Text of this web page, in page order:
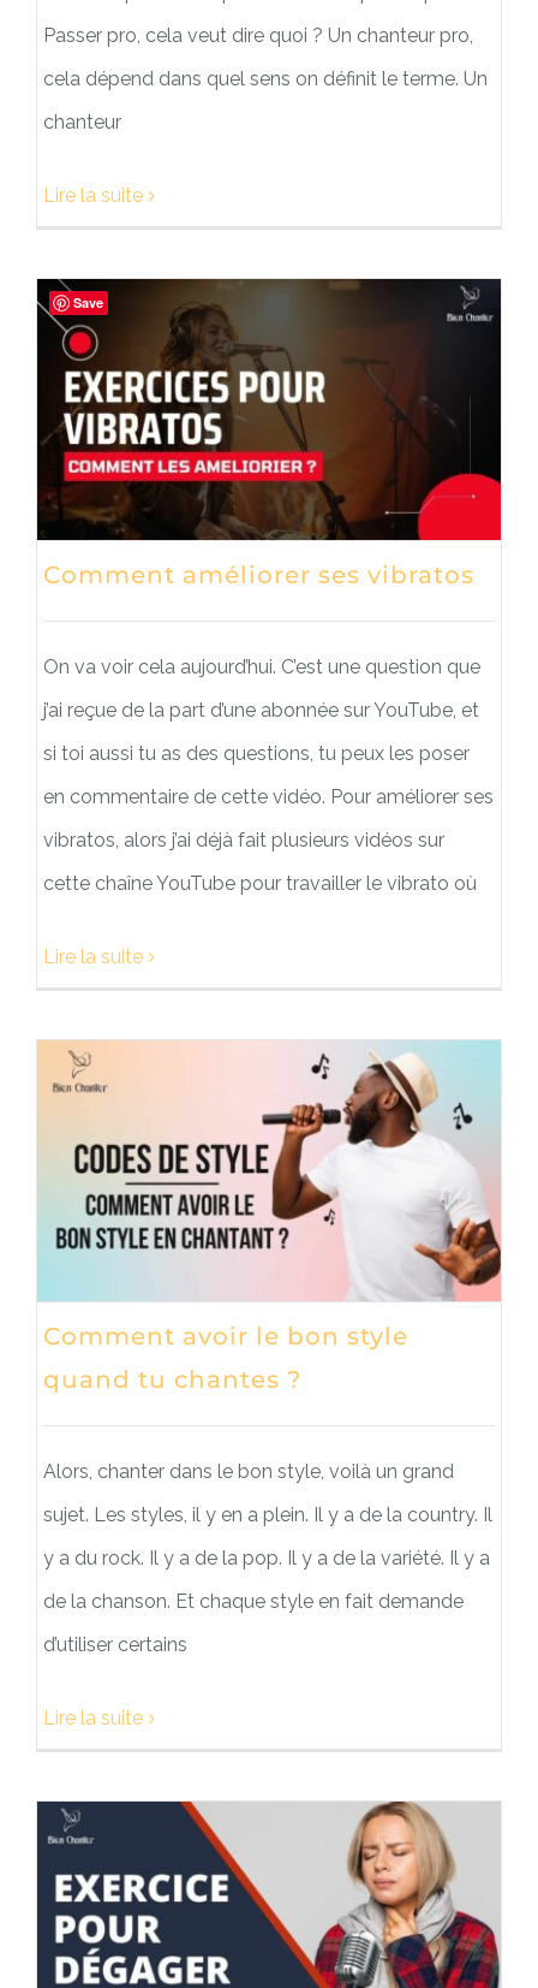
Passer pro, cela veut dire quoi ? Un chanteur pro,
cela dépend dans quel sens on définit le terme. Un
chanteur
Lire la suite
Comment améliorer ses vibratos
On va voir cela aujourd’hui. C’est une question que
j’ai reçue de la part d’une abonnée sur YouTube, et
si toi aussi tu as des questions, tu peux les poser
en commentaire de cette vidéo. Pour améliorer ses
vibratos, alors j’ai déjà fait plusieurs vidéos sur
cette chaîne YouTube pour travailler le vibrato où
Lire la suite
Comment avoir le bon style
quand tu chantes ?
Alors, chanter dans le bon style, voilà un grand
sujet. Les styles, il y en a plein. Il y a de la country. Il
y a du rock. Il y a de la pop. Il y a de la variété. Il y a
de la chanson. Et chaque style en fait demande
d’utiliser certains
Lire la suite
Save